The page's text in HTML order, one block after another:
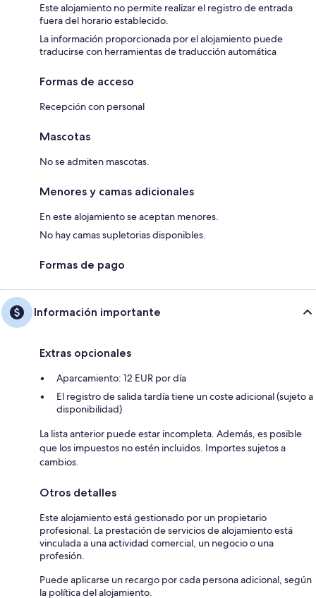
Este alojamiento no permite realizar el registro de entrada
fuera del horario establecido.
La información proporcionada por el alojamiento puede
traducirse con herramientas de traducción automática
Formas de acceso
Recepción con personal
Mascotas
No se admiten mascotas.
Menores y camas adicionales
En este alojamiento se aceptan menores.
No hay camas supletorias disponibles.
Formas de pago
Información importante
Extras opcionales
Aparcamiento: 12 EUR por día
El registro de salida tardía tiene un coste adicional (sujeto a
disponibilidad)
La lista anterior puede estar incompleta. Además, es posible
que los impuestos no estén incluidos. Importes sujetos a
cambios.
Otros detalles
Este alojamiento está gestionado por un propietario
profesional. La prestación de servicios de alojamiento está
vinculada a una actividad comercial, un negocio o una
profesión.
Puede aplicarse un recargo por cada persona adicional, según
la política del alojamiento.